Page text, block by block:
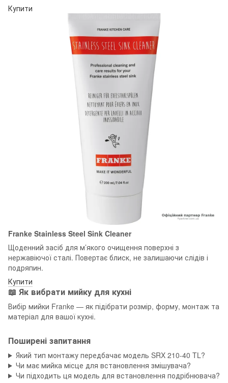
Купити
Franke Stainless Steel Sink Cleaner
Щоденний засіб для м’якого очищення поверхні з
нержавіючої сталі. Повертає блиск, не залишаючи слідів і
подряпин.
Купити
📖 Як вибрати мийку для кухні
Вибір мийки Franke — як підібрати розмір, форму, монтаж та
матеріал для вашої кухні.
Поширені запитання
Який тип монтажу передбачає модель SRX 210-40 TL?
Чи має мийка місце для встановлення змішувача?
Чи підходить ця модель для встановлення подрібнювача?